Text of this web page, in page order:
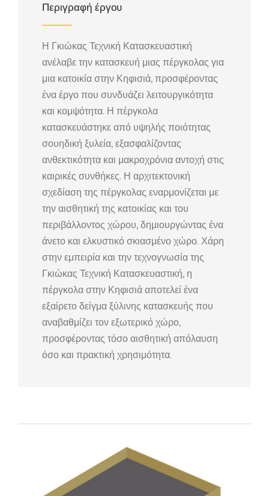
Περιγραφή έργου
Η Γκιώκας Τεχνική Κατασκευαστική
ανέλαβε την κατασκευή μιας πέργκολας για
μια κατοικία στην Κηφισιά, προσφέροντας
ένα έργο που συνδυάζει λειτουργικότητα
και κομψότητα. Η πέργκολα
κατασκευάστηκε από υψηλής ποιότητας
σουηδική ξυλεία, εξασφαλίζοντας
ανθεκτικότητα και μακροχρόνια αντοχή στις
καιρικές συνθήκες. Η αρχιτεκτονική
σχεδίαση της πέργκολας εναρμονίζεται με
την αισθητική της κατοικίας και του
περιβάλλοντος χώρου, δημιουργώντας ένα
άνετο και ελκυστικό σκιασμένο χώρο. Χάρη
στην εμπειρία και την τεχνογνωσία της
Γκιώκας Τεχνική Κατασκευαστική, η
πέργκολα στην Κηφισιά αποτελεί ένα
εξαίρετο δείγμα ξύλινης κατασκευής που
αναβαθμίζει τον εξωτερικό χώρο,
προσφέροντας τόσο αισθητική απόλαυση
όσο και πρακτική χρησιμότητα.